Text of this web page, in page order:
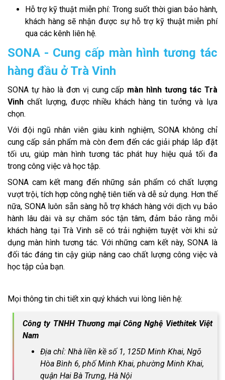
Hỗ trợ kỹ thuật miễn phí: Trong suốt thời gian bảo hành,
khách hàng sẽ nhận được sự hỗ trợ kỹ thuật miễn phí
qua các kênh liên hệ.
SONA - Cung cấp màn hình tương tác
hàng đầu ở Trà Vinh
SONA tự hào là đơn vị cung cấp màn hình tương tác Trà
Vinh chất lượng, được nhiều khách hàng tin tưởng và lựa
chọn.
Với đội ngũ nhân viên giàu kinh nghiệm, SONA không chỉ
cung cấp sản phẩm mà còn đem đến các giải pháp lắp đặt
tối ưu, giúp màn hình tương tác phát huy hiệu quả tối đa
trong công việc và học tập.
SONA cam kết mang đến những sản phẩm có chất lượng
vượt trội, tích hợp công nghệ tiên tiến và dễ sử dụng. Hơn thế
nữa, SONA luôn sẵn sàng hỗ trợ khách hàng với dịch vụ bảo
hành lâu dài và sự chăm sóc tận tâm, đảm bảo rằng mỗi
khách hàng tại Trà Vinh sẽ có trải nghiệm tuyệt vời khi sử
dụng màn hình tương tác. Với những cam kết này, SONA là
đối tác đáng tin cậy giúp nâng cao chất lượng công việc và
học tập của bạn.
Mọi thông tin chi tiết xin quý khách vui lòng liên hệ:
Công ty TNHH Thương mại Công Nghệ Viethitek Việt
Nam
Địa chỉ: Nhà liền kề số 1, 125D Minh Khai, Ngõ
Hòa Bình 6, phố Minh Khai, phường Minh Khai,
quận Hai Bà Trưng, Hà Nội